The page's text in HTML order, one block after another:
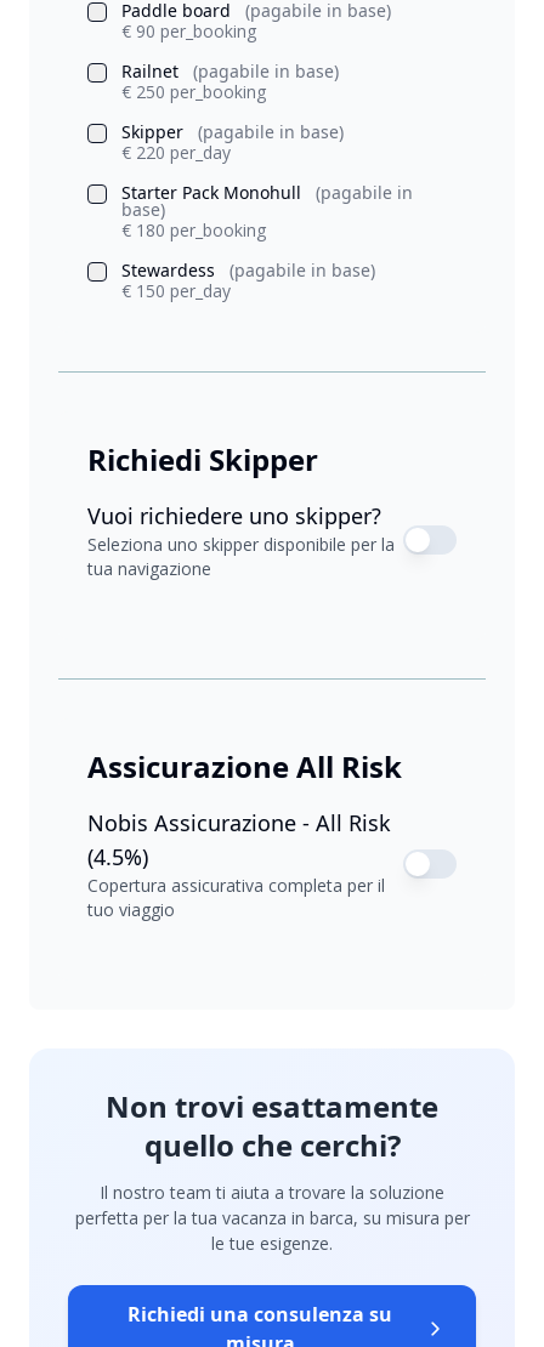
Paddle board
(pagabile in base)
€ 90 per_booking
Railnet
(pagabile in base)
€ 250 per_booking
Skipper
(pagabile in base)
€ 220 per_day
Starter Pack Monohull
(pagabile in
base)
€ 180 per_booking
Stewardess
(pagabile in base)
€ 150 per_day
Richiedi Skipper
Vuoi richiedere uno skipper?
Seleziona uno skipper disponibile per la
tua navigazione
Assicurazione All Risk
Nobis Assicurazione - All Risk
(4.5%)
Copertura assicurativa completa per il
tuo viaggio
Non trovi esattamente
quello che cerchi?
Il nostro team ti aiuta a trovare la soluzione
perfetta per la tua vacanza in barca, su misura per
le tue esigenze.
Richiedi una consulenza su